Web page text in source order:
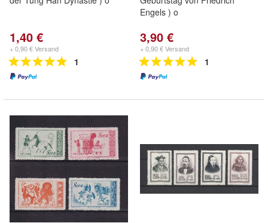
1,40 €
+ 0,90 € Versand
1
Engels ) o
3,90 €
+ 0,90 € Versand
1